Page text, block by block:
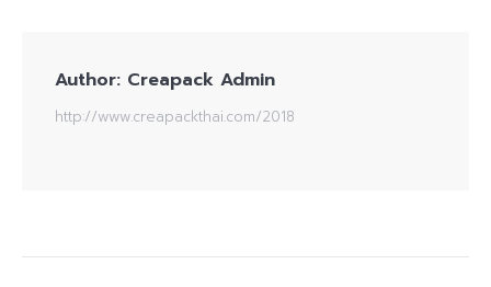
Author: Creapack Admin
http://www.creapackthai.com/2018